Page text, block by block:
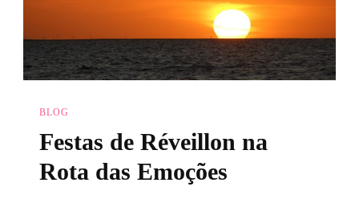
BLOG
Festas de Réveillon na
Rota das Emoções